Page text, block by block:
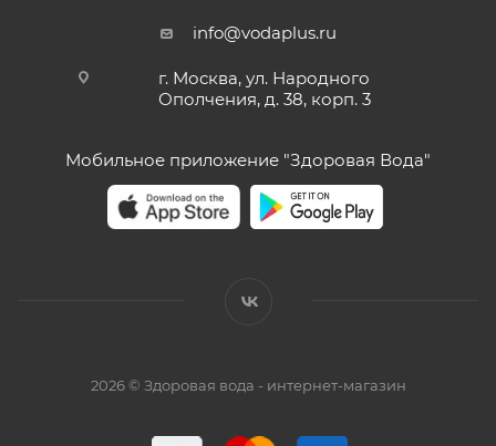
info@vodaplus.ru
г. Москва, ул. Народного
Ополчения, д. 38, корп. 3
Мобильное приложение "Здоровая Вода"
2026 © Здоровая вода - интернет-магазин